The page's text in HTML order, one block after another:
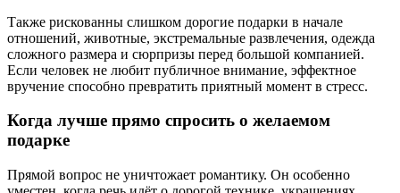
Также рискованны слишком дорогие подарки в начале
отношений, животные, экстремальные развлечения, одежда
сложного размера и сюрпризы перед большой компанией.
Если человек не любит публичное внимание, эффектное
вручение способно превратить приятный момент в стресс.
Когда лучше прямо спросить о желаемом
подарке
Прямой вопрос не уничтожает романтику. Он особенно